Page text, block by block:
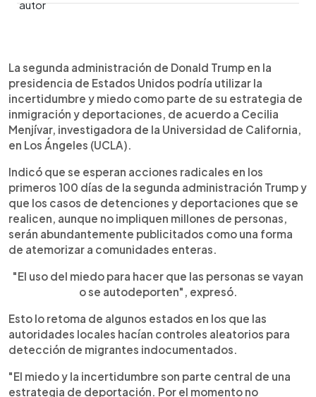
Escuchar artículo
La segunda administración de Donald Trump en la
presidencia de Estados Unidos podría utilizar la
incertidumbre y miedo como parte de su estrategia de
inmigración y deportaciones, de acuerdo a Cecilia
Menjívar, investigadora de la Universidad de California,
en Los Ángeles (UCLA).
Indicó que se esperan acciones radicales en los
primeros 100 días de la segunda administración Trump y
que los casos de detenciones y deportaciones que se
realicen, aunque no impliquen millones de personas,
serán abundantemente publicitados como una forma
de atemorizar a comunidades enteras.
"El uso del miedo para hacer que las personas se vayan
o se autodeporten", expresó.
Esto lo retoma de algunos estados en los que las
autoridades locales hacían controles aleatorios para
detección de migrantes indocumentados.
"El miedo y la incertidumbre son parte central de una
estrategia de deportación. Por el momento no